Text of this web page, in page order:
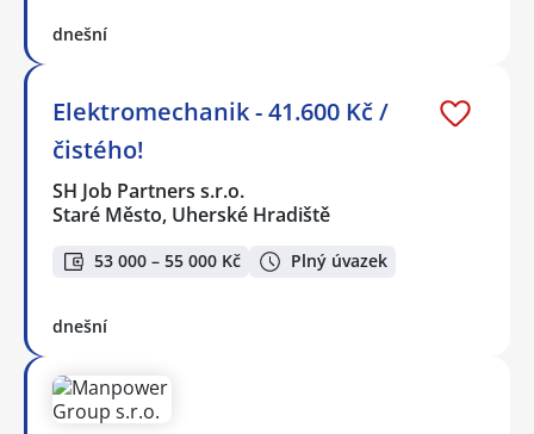
dnešní
Elektromechanik - 41.600 Kč /
čistého!
SH Job Partners s.r.o.
Staré Město, Uherské Hradiště
53 000 – 55 000 Kč Plný úvazek
dnešní